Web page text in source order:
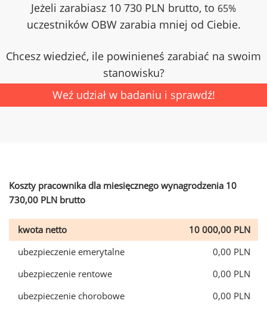
Jeżeli zarabiasz 10 730 PLN brutto, to 65%
uczestników OBW zarabia mniej od Ciebie.
Chcesz wiedzieć, ile powinieneś zarabiać na swoim
stanowisku?
Weź udział w badaniu i sprawdź!
Koszty pracownika dla miesięcznego wynagrodzenia 10
730,00 PLN brutto
kwota netto
10 000,00 PLN
ubezpieczenie emerytalne
0,00 PLN
ubezpieczenie rentowe
0,00 PLN
ubezpieczenie chorobowe
0,00 PLN